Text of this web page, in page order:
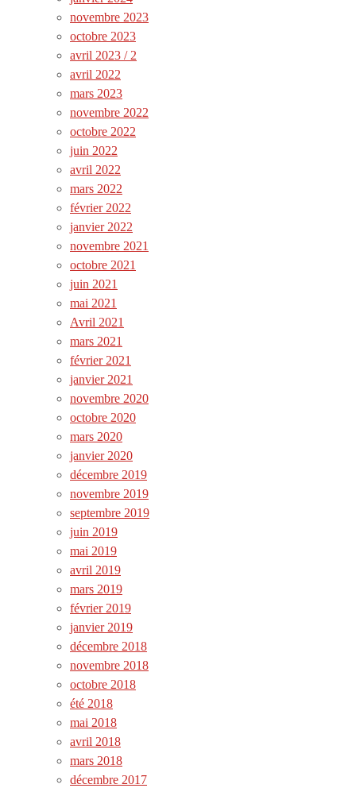
novembre 2023
octobre 2023
avril 2023 / 2
avril 2022
mars 2023
novembre 2022
octobre 2022
juin 2022
avril 2022
mars 2022
février 2022
janvier 2022
novembre 2021
octobre 2021
juin 2021
mai 2021
Avril 2021
mars 2021
février 2021
janvier 2021
novembre 2020
octobre 2020
mars 2020
janvier 2020
décembre 2019
novembre 2019
septembre 2019
juin 2019
mai 2019
avril 2019
mars 2019
février 2019
janvier 2019
décembre 2018
novembre 2018
octobre 2018
été 2018
mai 2018
avril 2018
mars 2018
décembre 2017